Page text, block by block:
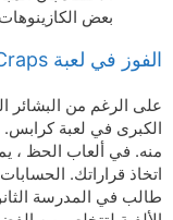
بعض
الفوز في لعبة Craps – إستراتيجية Live Craps
على الرغم من البشائر
الكبرى في لعبة
منه. في ألعاب الحظ ،
اتخاذ قراراتك.
طالب في المدرسة